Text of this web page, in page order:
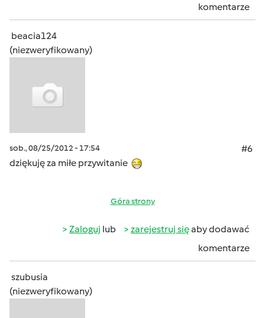
komentarze
beacia124
(niezweryfikowany)
sob., 08/25/2012 - 17:54
#6
dziękuję za miłe przywitanie
Góra strony
Zaloguj lub zarejestruj sięaby dodawać
komentarze
szubusia
(niezweryfikowany)